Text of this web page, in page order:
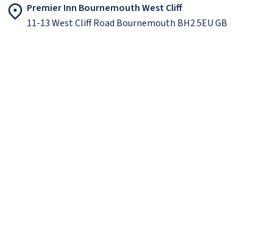
Premier Inn Bournemouth West Cliff
11-13 West Cliff Road Bournemouth BH2 5EU GB